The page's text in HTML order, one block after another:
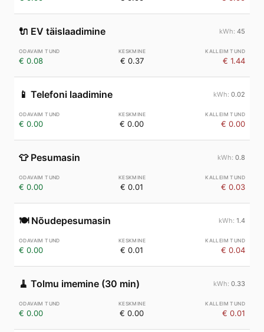
🔌 EV täislaadimine 45
€ 0.08 € 0.37 € 1.44
📱 Telefoni laadimine 0.02
€ 0.00 € 0.00 € 0.00
👕 Pesumasin 0.8
€ 0.00 € 0.01 € 0.03
🍽️ Nõudepesumasin 1.4
€ 0.00 € 0.01 € 0.04
🧹 Tolmu imemine (30 min) 0.33
€ 0.00 € 0.00 € 0.01